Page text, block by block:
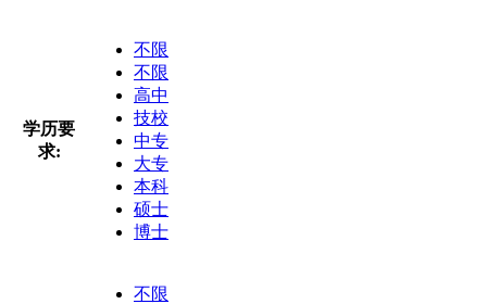
学历要
求:
不限
不限
高中
技校
中专
大专
本科
硕士
博士
不限